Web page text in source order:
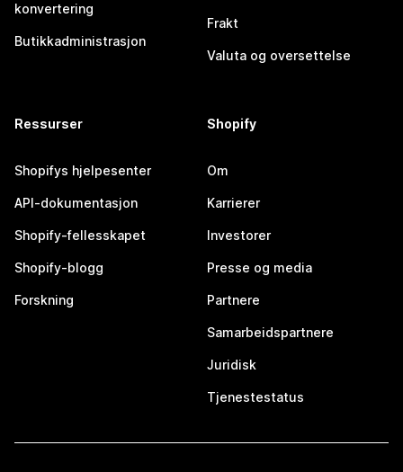
konvertering
Butikkadministrasjon
Frakt
Valuta og oversettelse
Ressurser
Shopifys hjelpesenter
API-dokumentasjon
Shopify-fellesskapet
Shopify-blogg
Forskning
Shopify
Om
Karrierer
Investorer
Presse og media
Partnere
Samarbeidspartnere
Juridisk
Tjenestestatus